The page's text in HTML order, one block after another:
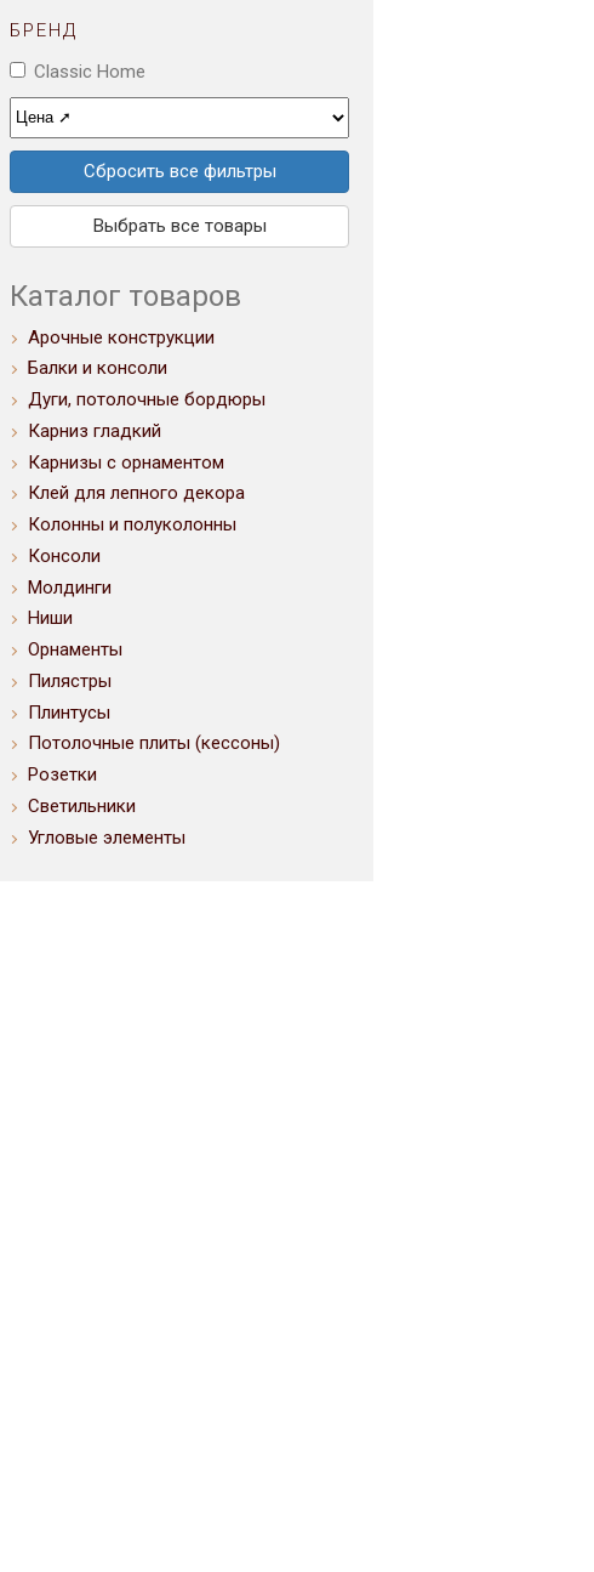
БРЕНД
Classic Home
Сбросить все фильтры
Выбрать все товары
Каталог товаров
Арочные конструкции
Балки и консоли
Дуги, потолочные бордюры
Карниз гладкий
Карнизы с орнаментом
Клей для лепного декора
Колонны и полуколонны
Консоли
Молдинги
Ниши
Орнаменты
Пилястры
Плинтусы
Потолочные плиты (кессоны)
Розетки
Светильники
Угловые элементы